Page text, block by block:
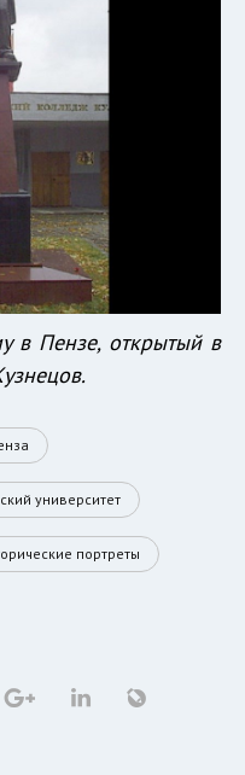
в Пензе, открытый в
университет
портреты